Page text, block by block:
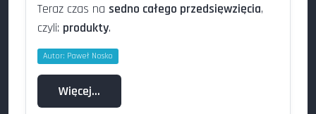
Teraz czas na sedno całego przedsięwzięcia,
czyli: produkty.
Autor: Paweł Nosko
Więcej…